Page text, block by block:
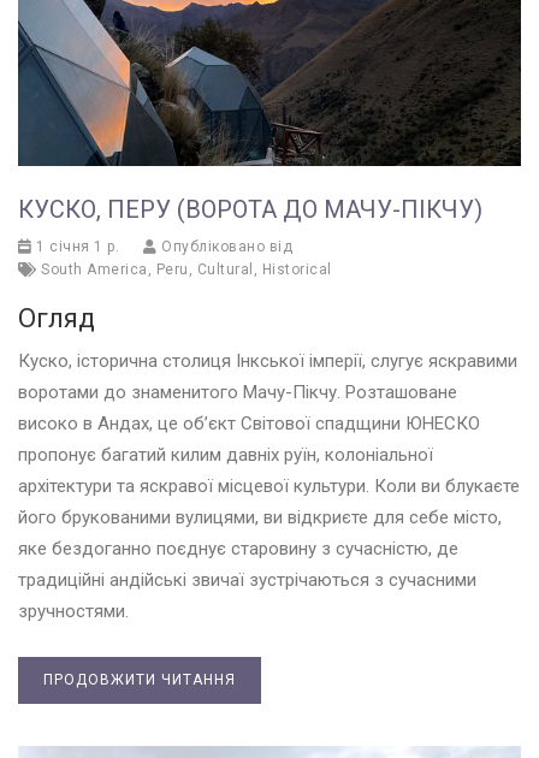
КУСКО, ПЕРУ (ВОРОТА ДО МАЧУ-ПІКЧУ)
1 січня 1 р.
Опубліковано від
South America , Peru , Cultural , Historical
Огляд
Куско, історична столиця Інкської імперії, слугує яскравими
воротами до знаменитого Мачу-Пікчу. Розташоване
високо в Андах, це об’єкт Світової спадщини ЮНЕСКО
пропонує багатий килим давніх руїн, колоніальної
архітектури та яскравої місцевої культури. Коли ви блукаєте
його брукованими вулицями, ви відкриєте для себе місто,
яке бездоганно поєднує старовину з сучасністю, де
традиційні андійські звичаї зустрічаються з сучасними
зручностями.
ПРОДОВЖИТИ ЧИТАННЯ